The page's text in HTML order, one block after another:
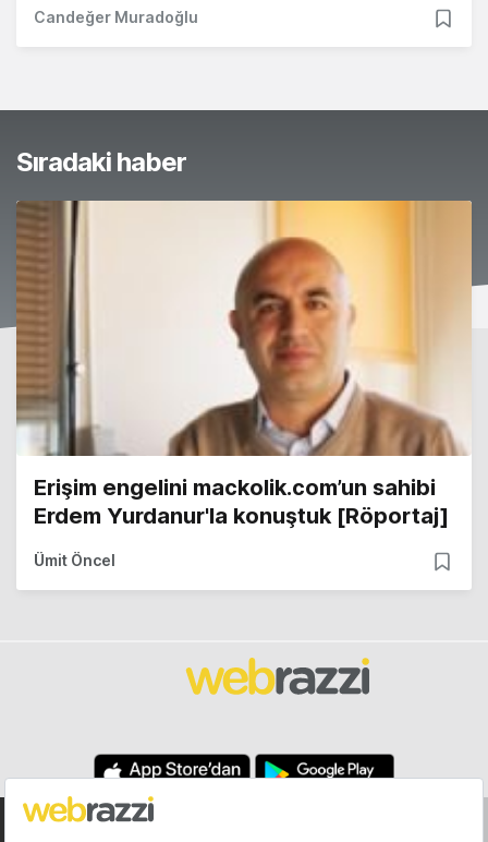
Candeğer Muradoğlu
Sıradaki haber
Erişim engelini mackolik.com’un sahibi
Erdem Yurdanur'la konuştuk [Röportaj]
Ümit Öncel